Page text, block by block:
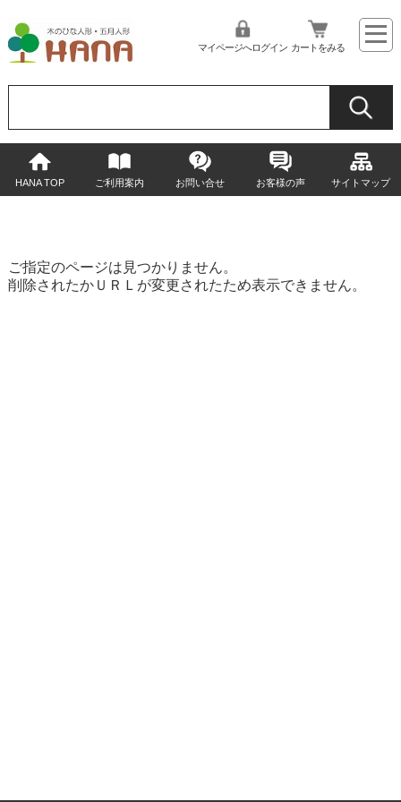
マイページへログイン カートをみる
HANA TOP ご利用案内 お問い合せ お客様の声 サイトマップ
ご指定のページは見つかりません。
削除されたかＵＲＬが変更されたため表示できません。